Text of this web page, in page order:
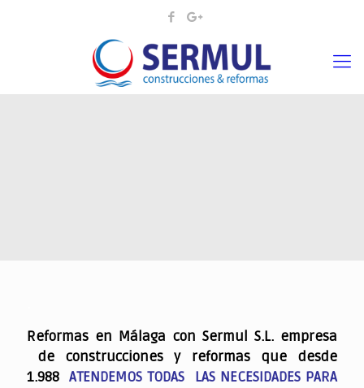
Reformas en Málaga con Sermul S.L. empresa
de construcciones y reformas que desde
1.988ATENDEMOS TODAS LAS NECESIDADES PARA